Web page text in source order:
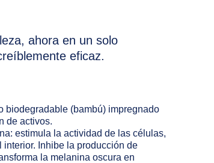
ahora en un solo
eficaz.
biodegradable (bambú) impregnado
de activos.
estimula la actividad de las células,
Inhibe la producción de
la melanina oscura en